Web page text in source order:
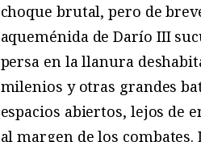
choque brutal, pero de
aqueménida de Darío III
persa en la llanura
milenios y otras grandes
espacios abiertos, lejos de
al margen de los